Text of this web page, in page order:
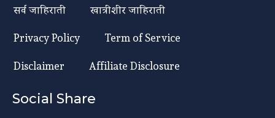
सर्व जाहिराती
खात्रीशीर जाहिराती
Privacy Policy
Term of Service
Disclaimer
Affiliate Disclosure
Social Share